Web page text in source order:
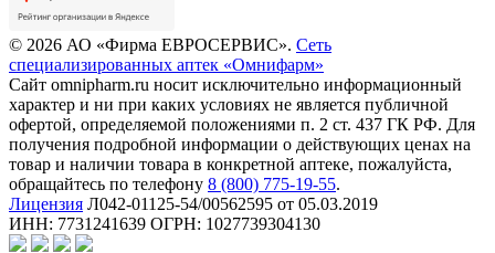
© 2026 АО «Фирма ЕВРОСЕРВИС». Сеть
специализированных аптек «Омнифарм»
Сайт omnipharm.ru носит исключительно информационный
характер и ни при каких условиях не является публичной
офертой, определяемой положениями п. 2 ст. 437 ГК РФ. Для
получения подробной информации о действующих ценах на
товар и наличии товара в конкретной аптеке, пожалуйста,
обращайтесь по телефону 8 (800) 775-19-55.
Лицензия Л042-01125-54/00562595 от 05.03.2019
ИНН: 7731241639 ОГРН: 1027739304130